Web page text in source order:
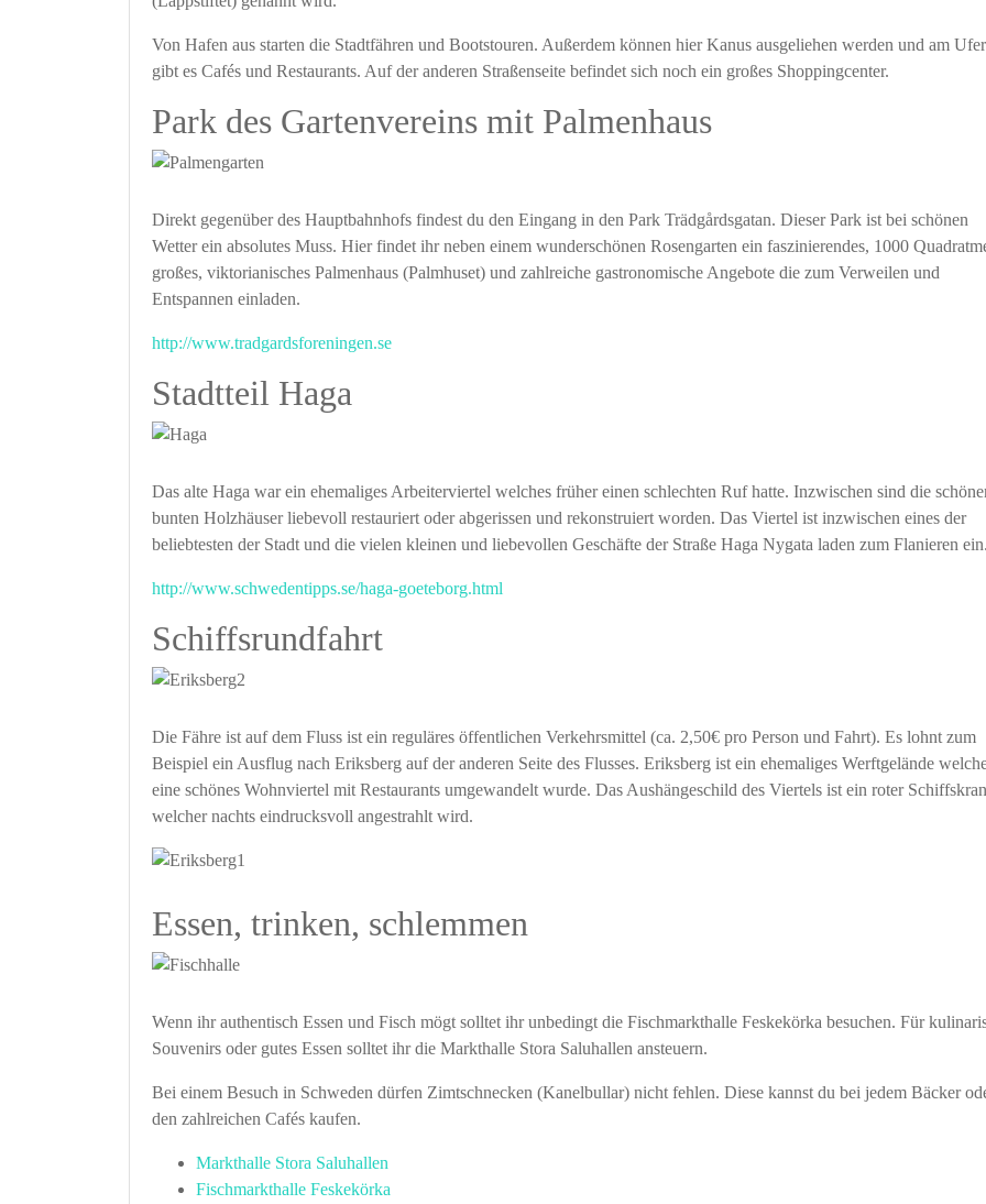
Von Hafen aus starten die Stadtfähren und Bootstouren. Außerdem können hier Kanus ausgeliehen werden und am Ufer
gibt es Cafés und Restaurants. Auf der anderen Straßenseite befindet sich noch ein großes Shoppingcenter.
Park des Gartenvereins mit Palmenhaus
Direkt gegenüber des Hauptbahnhofs findest du den Eingang in den Park Trädgårdsgatan. Dieser Park ist bei schönen
Wetter ein absolutes Muss. Hier findet ihr neben einem wunderschönen Rosengarten ein faszinierendes, 1000
großes, viktorianisches Palmenhaus (Palmhuset) und zahlreiche gastronomische Angebote die zum Verweilen und
Entspannen einladen.
http://www.tradgardsforeningen.se
Stadtteil Haga
Das alte Haga war ein ehemaliges Arbeiterviertel welches früher einen schlechten Ruf hatte. Inzwischen sind die
bunten Holzhäuser liebevoll restauriert oder abgerissen und rekonstruiert worden. Das Viertel ist inzwischen eines der
beliebtesten der Stadt und die vielen kleinen und liebevollen Geschäfte der Straße Haga Nygata laden zum Flanieren
http://www.schwedentipps.se/haga-goeteborg.html
Schiffsrundfahrt
Die Fähre ist auf dem Fluss ist ein reguläres öffentlichen Verkehrsmittel (ca. 2,50€ pro Person und Fahrt). Es lohnt zum
Beispiel ein Ausflug nach Eriksberg auf der anderen Seite des Flusses. Eriksberg ist ein ehemaliges Werftgelände
eine schönes Wohnviertel mit Restaurants umgewandelt wurde. Das Aushängeschild des Viertels ist ein roter Schiffskran
welcher nachts eindrucksvoll angestrahlt wird.
Essen, trinken, schlemmen
Wenn ihr authentisch Essen und Fisch mögt solltet ihr unbedingt die Fischmarkthalle Feskekörka besuchen. Für
Souvenirs oder gutes Essen solltet ihr die Markthalle Stora Saluhallen ansteuern.
Bei einem Besuch in Schweden dürfen Zimtschnecken (Kanelbullar) nicht fehlen. Diese kannst du bei jedem Bäcker
den zahlreichen Cafés kaufen.
Markthalle Stora Saluhallen
Fischmarkthalle Feskekörka